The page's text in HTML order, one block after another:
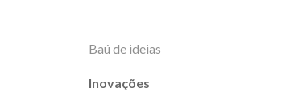
Baú de ideias
Inovações